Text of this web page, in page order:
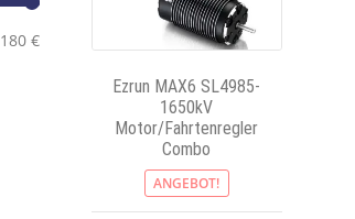
Ezrun MAX6 SL4985-
1650kV
Motor/Fahrtenregler
Combo
ANGEBOT!
Min.
Max.
180 €